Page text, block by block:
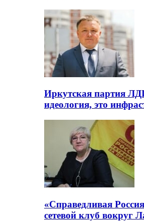
Иркутская партия
идеология, это
«Справедливая
сетевой клуб вокруг